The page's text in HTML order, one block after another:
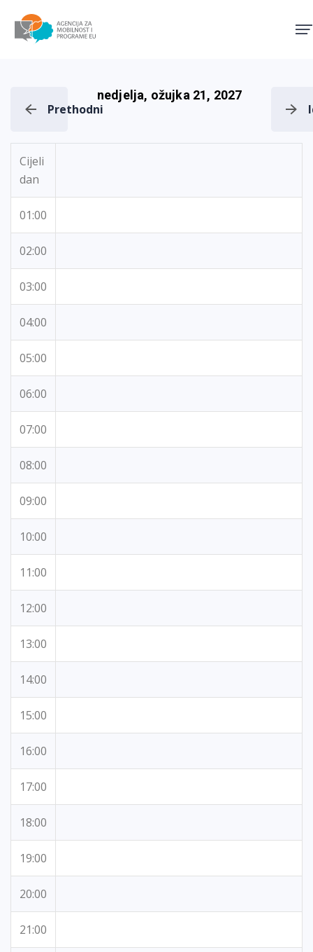
Prethodni
nedjelja, ožujka 21, 2027
Cijeli
dan
01:00
02:00
03:00
04:00
05:00
06:00
07:00
08:00
09:00
10:00
11:00
12:00
13:00
14:00
15:00
16:00
17:00
18:00
19:00
20:00
21:00